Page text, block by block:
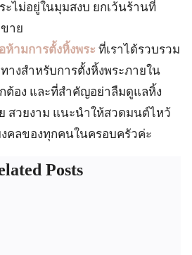
ะไม่อยู่ในมุมสงบ ยกเว้นร้านที่
าย
ห้ามการตั้งหิ้งพระ ที่เราได้รวบรวม
างสำหรับการตั้งหิ้งพระภายใน
อง และที่สำคัญอย่าลืมดูแลหิ้ง
สวยงาม แนะนำให้สวดมนต์ไหว้
คลของทุกคนในครอบครัวค่ะ
Posts